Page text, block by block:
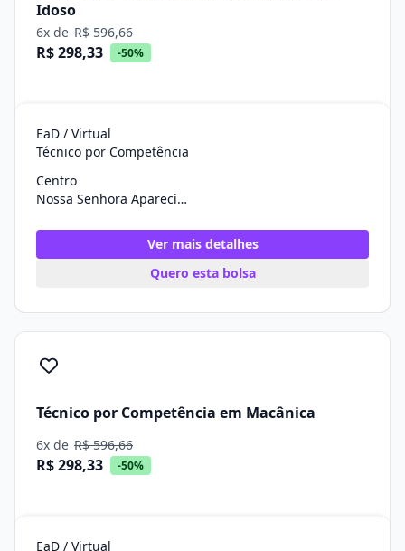
Idoso
6x de R$ 596,66
R$ 298,33 -50%
EaD / Virtual
Técnico por Competência
Centro
Nossa Senhora Aparecida/SE
Ver mais detalhes
Quero esta bolsa
Técnico por Competência em Macânica
6x de R$ 596,66
R$ 298,33 -50%
EaD / Virtual